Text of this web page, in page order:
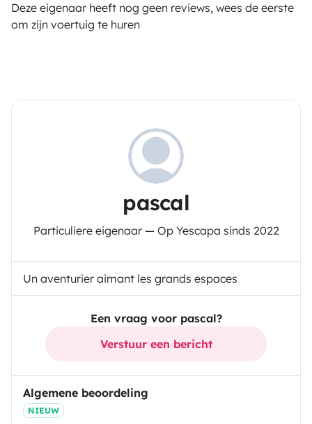
Deze eigenaar heeft nog geen reviews, wees de eerste
om zijn voertuig te huren
pascal
Particuliere eigenaar — Op Yescapa sinds 2022
Un aventurier aimant les grands espaces
Een vraag voor pascal?
Verstuur een bericht
Algemene beoordeling
NIEUW